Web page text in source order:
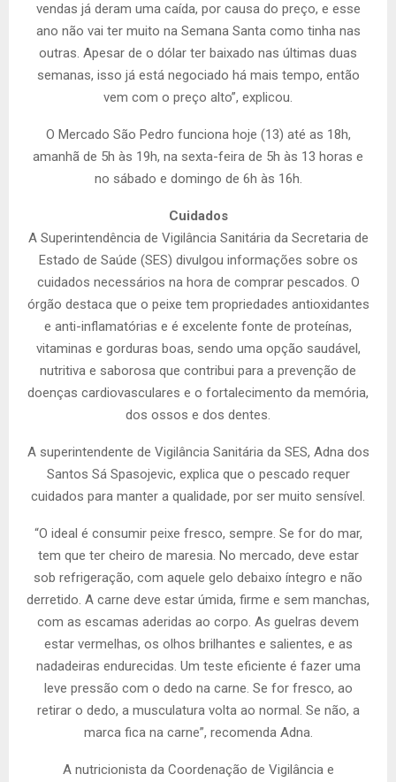
vendas já deram uma caída, por causa do preço, e esse
ano não vai ter muito na Semana Santa como tinha nas
outras. Apesar de o dólar ter baixado nas últimas duas
semanas, isso já está negociado há mais tempo, então
vem com o preço alto”, explicou.
O Mercado São Pedro funciona hoje (13) até as 18h,
amanhã de 5h às 19h, na sexta-feira de 5h às 13 horas e
no sábado e domingo de 6h às 16h.
Cuidados
A Superintendência de Vigilância Sanitária da Secretaria de
Estado de Saúde (SES) divulgou informações sobre os
cuidados necessários na hora de comprar pescados. O
órgão destaca que o peixe tem propriedades antioxidantes
e anti-inflamatórias e é excelente fonte de proteínas,
vitaminas e gorduras boas, sendo uma opção saudável,
nutritiva e saborosa que contribui para a prevenção de
doenças cardiovasculares e o fortalecimento da memória,
dos ossos e dos dentes.
A superintendente de Vigilância Sanitária da SES, Adna dos
Santos Sá Spasojevic, explica que o pescado requer
cuidados para manter a qualidade, por ser muito sensível.
“O ideal é consumir peixe fresco, sempre. Se for do mar,
tem que ter cheiro de maresia. No mercado, deve estar
sob refrigeração, com aquele gelo debaixo íntegro e não
derretido. A carne deve estar úmida, firme e sem manchas,
com as escamas aderidas ao corpo. As guelras devem
estar vermelhas, os olhos brilhantes e salientes, e as
nadadeiras endurecidas. Um teste eficiente é fazer uma
leve pressão com o dedo na carne. Se for fresco, ao
retirar o dedo, a musculatura volta ao normal. Se não, a
marca fica na carne”, recomenda Adna.
A nutricionista da Coordenação de Vigilância e